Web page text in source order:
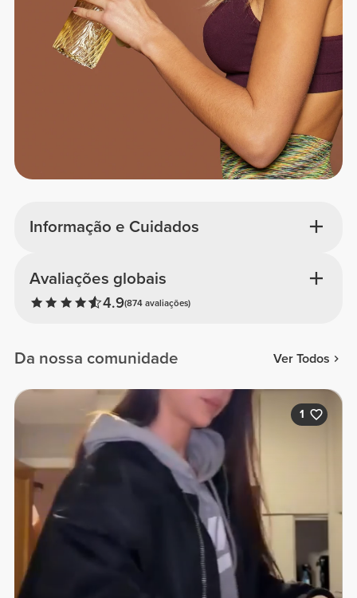
Informação e Cuidados
Avaliações globais
4.9(874 avaliações)
Da nossa comunidade Ver Todos
1